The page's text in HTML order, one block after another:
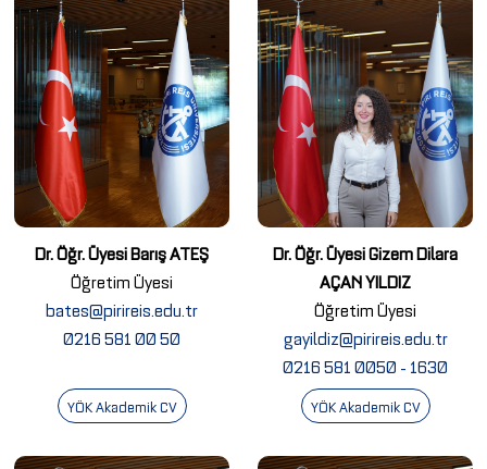
Dr. Öğr. Üyesi Barış ATEŞ
Öğretim Üyesi
bates@pirireis.edu.tr
0216 581 00 50
YÖK Akademik CV
Dr. Öğr. Üyesi Gizem Dilara
AÇAN YILDIZ
Öğretim Üyesi
gayildiz@pirireis.edu.tr
0216 581 0050 - 1630
YÖK Akademik CV